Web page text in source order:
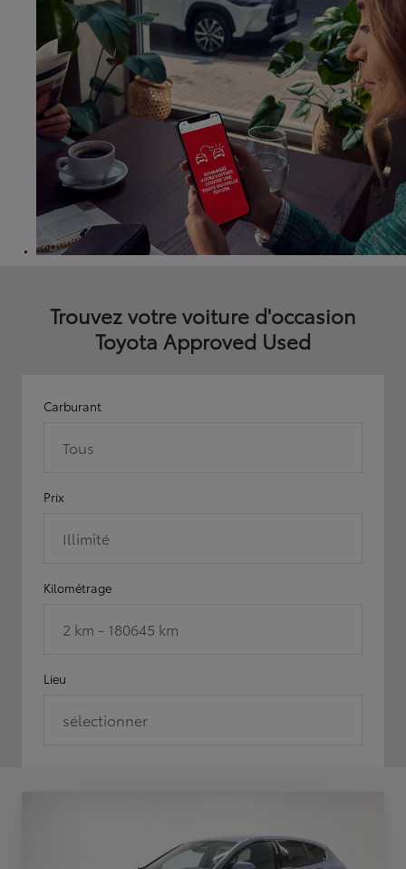
Trouvez votre voiture d'occasion
Toyota Approved Used
Carburant
Tous
Prix
Illimité
Kilométrage
2 km - 180645 km
Lieu
sélectionner